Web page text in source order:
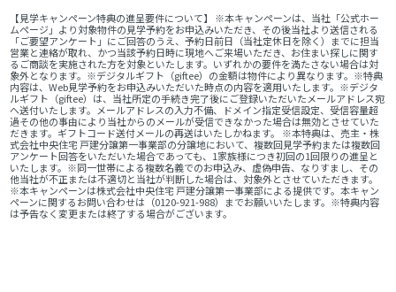
【見学キャンペーン特典の進呈要件について】 ※本キャンペーンは、当社「公式ホー
ムページ」より対象物件の見学予約をお申込みいただき、その後当社より送信される
「ご要望アンケート」にご回答のうえ、予約日前日（当社定休日を除く）までに担当
営業と連絡が取れ、かつ当該予約日時に現地へご来場いただき、お住まい探しに関す
るご商談を実施された方を対象といたします。いずれかの要件を満たさない場合は対
象外となります。※デジタルギフト（giftee）の金額は物件により異なります。※特典
内容は、Web見学予約をお申込みいただいた時点の内容を適用いたします。※デジタ
ルギフト（giftee）は、当社所定の手続き完了後にご登録いただいたメールアドレス宛
へ送付いたします。メールアドレスの入力不備、ドメイン指定受信設定、受信容量超
過その他の事由により当社からのメールが受信できなかった場合は無効とさせていた
だきます。ギフトコード送付メールの再送はいたしかねます。 ※本特典は、売主・株
式会社中央住宅 戸建分譲第一事業部の分譲地において、複数回見学予約または複数回
アンケート回答をいただいた場合であっても、1家族様につき初回の1回限りの進呈と
いたします。※同一世帯による複数名義でのお申込み、虚偽申告、なりすまし、その
他当社が不正または不適切と当社が判断した場合は、対象外とさせていただきます。
※本キャンペーンは株式会社中央住宅 戸建分譲第一事業部による提供です。本キャン
ペーンに関するお問い合わせは（0120-921-988）までお願いいたします。※特典内容
は予告なく変更または終了する場合がございます。